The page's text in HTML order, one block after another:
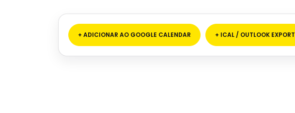
+ ADICIONAR AO GOOGLE CALENDAR + ICAL / OUTLOOK EXPORT